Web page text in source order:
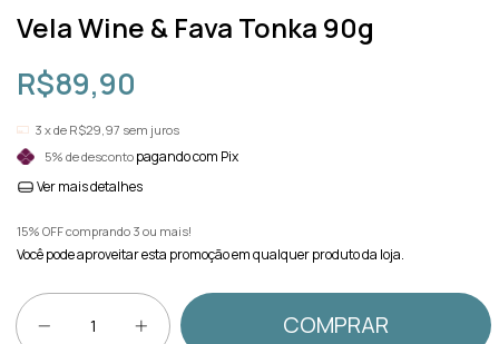
Vela Wine & Fava Tonka 90g
R$89,90
3 x de R$29,97 sem juros
5% de desconto pagando com Pix
Ver mais detalhes
15% OFF comprando 3 ou mais!
Você pode aproveitar esta promoção em qualquer produto da loja.